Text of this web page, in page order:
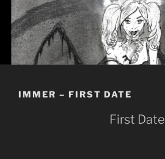
IMMER – FIRST DATE
First Date